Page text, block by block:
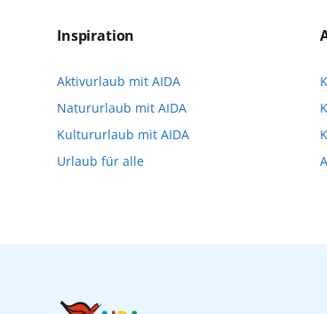
Reservierungsanfrage über
Verfügung stehen. Deshalb
vorzunehmen.
Inspiration
Aktivurlaub mit AIDA
Natururlaub mit AIDA
Kultururlaub mit AIDA
Urlaub für alle